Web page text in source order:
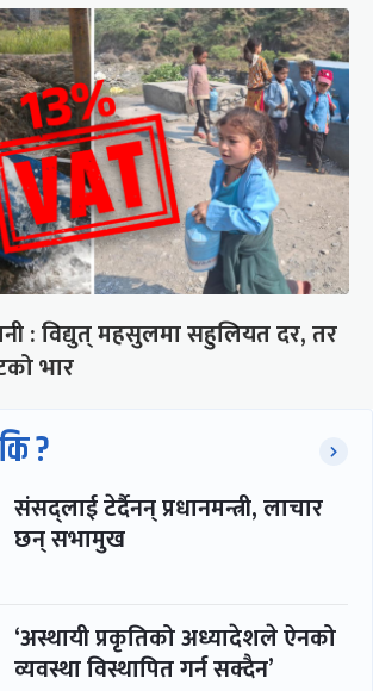
: विद्युत् महसुलमा सहुलियत दर, तर
भार
?
संसद्लाई टेर्दैनन् प्रधानमन्त्री, लाचार
छन् सभामुख
‘अस्थायी प्रकृतिको अध्यादेशले ऐनको
व्यवस्था विस्थापित गर्न सक्दैन’